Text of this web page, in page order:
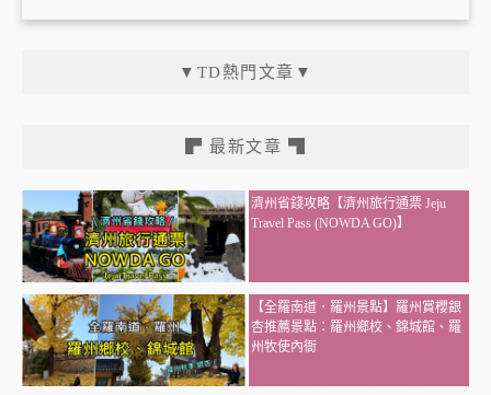
▼TD熱門文章▼
▛ 最新文章 ▜
濟州省錢攻略【濟州旅行通票 Jeju
Travel Pass (NOWDA GO)】
【全羅南道．羅州景點】羅州賞櫻銀
杏推薦景點：羅州鄉校、錦城館、羅
州牧使內衙